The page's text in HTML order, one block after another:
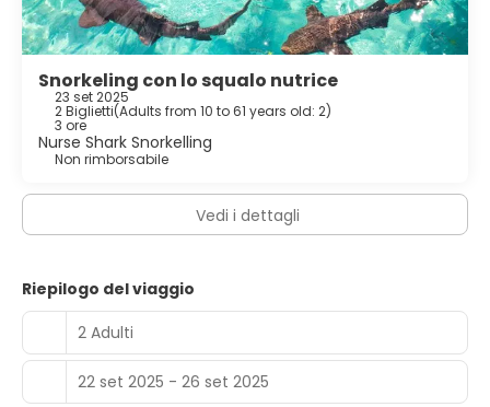
Snorkeling con lo squalo nutrice
23 set 2025
2 Biglietti(Adults from 10 to 61 years old: 2)
3 ore
Nurse Shark Snorkelling
Non rimborsabile
Vedi i dettagli
Riepilogo del viaggio
2 Adulti
22 set 2025 - 26 set 2025